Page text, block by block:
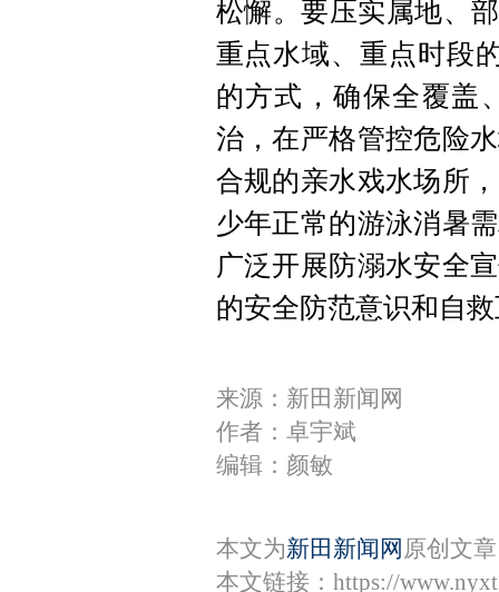
松懈。要压实属地、
重点水域、重点时段
的方式，确保全覆盖
治，在严格管控危险
合规的亲水戏水场所
少年正常的游泳消暑
广泛开展防溺水安全
的安全防范意识和自
来源：新田新闻网
作者：卓宇斌
编辑：颜敏
本文为新田新闻网 原创文
本文链接： https://